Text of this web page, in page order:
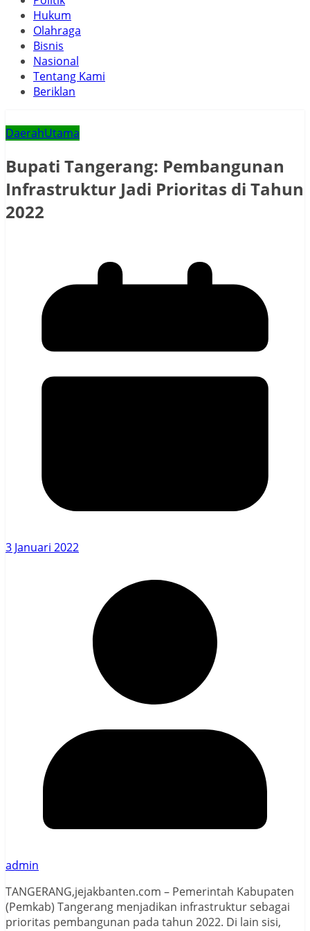
Hukum
Olahraga
Bisnis
Nasional
Tentang Kami
Beriklan
DaerahUtama
Bupati Tangerang: Pembangunan
Infrastruktur Jadi Prioritas di Tahun
2022
3 Januari 2022
admin
TANGERANG,jejakbanten.com – Pemerintah Kabupaten
(Pemkab) Tangerang menjadikan infrastruktur sebagai
prioritas pembangunan pada tahun 2022. Di lain sisi,